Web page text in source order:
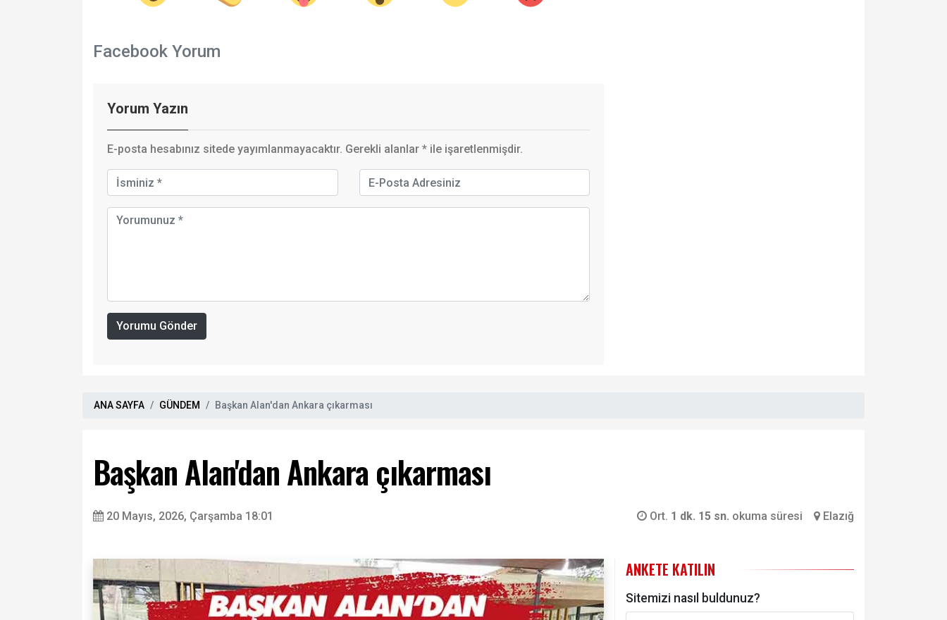
Facebook Yorum
Yorum Yazın
E-posta hesabınız sitede yayımlanmayacaktır. Gerekli alanlar * ile işaretlenmişdir.
Yorumu Gönder
ANA SAYFA GÜNDEM Başkan Alan'dan Ankara çıkarması
Başkan Alan'dan Ankara çıkarması
20 Mayıs, 2026, Çarşamba 18:01 Ort. 1 dk. 15 sn. okuma süresi Elazığ
ANKETE KATILIN
Sitemizi nasıl buldunuz?